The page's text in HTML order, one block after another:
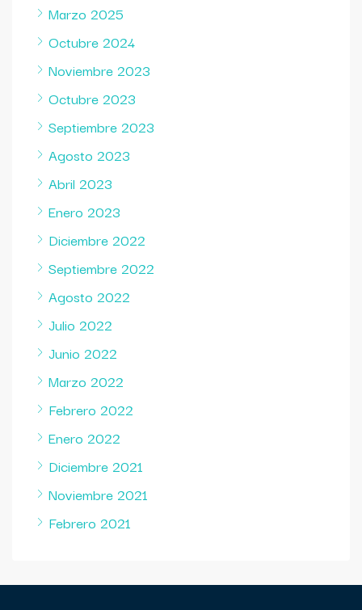
Marzo 2025
Octubre 2024
Noviembre 2023
Octubre 2023
Septiembre 2023
Agosto 2023
Abril 2023
Enero 2023
Diciembre 2022
Septiembre 2022
Agosto 2022
Julio 2022
Junio 2022
Marzo 2022
Febrero 2022
Enero 2022
Diciembre 2021
Noviembre 2021
Febrero 2021